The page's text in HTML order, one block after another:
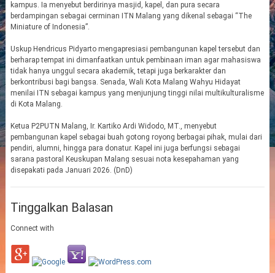
kampus. Ia menyebut berdirinya masjid, kapel, dan pura secara
berdampingan sebagai cerminan ITN Malang yang dikenal sebagai “The
Miniature of Indonesia”.
Uskup Hendricus Pidyarto mengapresiasi pembangunan kapel tersebut dan
berharap tempat ini dimanfaatkan untuk pembinaan iman agar mahasiswa
tidak hanya unggul secara akademik, tetapi juga berkarakter dan
berkontribusi bagi bangsa. Senada, Wali Kota Malang Wahyu Hidayat
menilai ITN sebagai kampus yang menjunjung tinggi nilai multikulturalisme
di Kota Malang.
Ketua P2PUTN Malang, Ir. Kartiko Ardi Widodo, MT., menyebut
pembangunan kapel sebagai buah gotong royong berbagai pihak, mulai dari
pendiri, alumni, hingga para donatur. Kapel ini juga berfungsi sebagai
sarana pastoral Keuskupan Malang sesuai nota kesepahaman yang
disepakati pada Januari 2026. (DnD)
Tinggalkan Balasan
Connect with